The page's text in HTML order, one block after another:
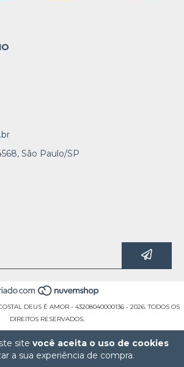
site você aceita o uso de cookies
a sua experiência de compra.
São Paulo/SP
DEUS É AMOR - 43208040000136 - 2026. TODOS OS
DIREITOS RESERVADOS.